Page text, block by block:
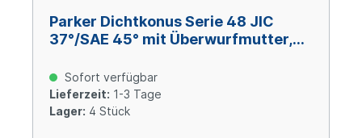
Parker Dichtkonus Serie 48 JIC
37°/SAE 45° mit Überwurfmutter,
verzinkt Cr(VI)-frei
Sofort verfügbar
Lieferzeit: 1-3 Tage
Lager: 4 Stück